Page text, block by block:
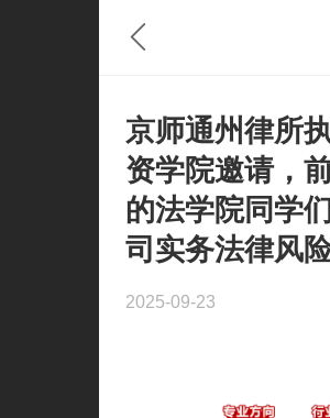
京师通州律所
资学院邀请，
的法学院同学
司实务法律风
2025-09-23